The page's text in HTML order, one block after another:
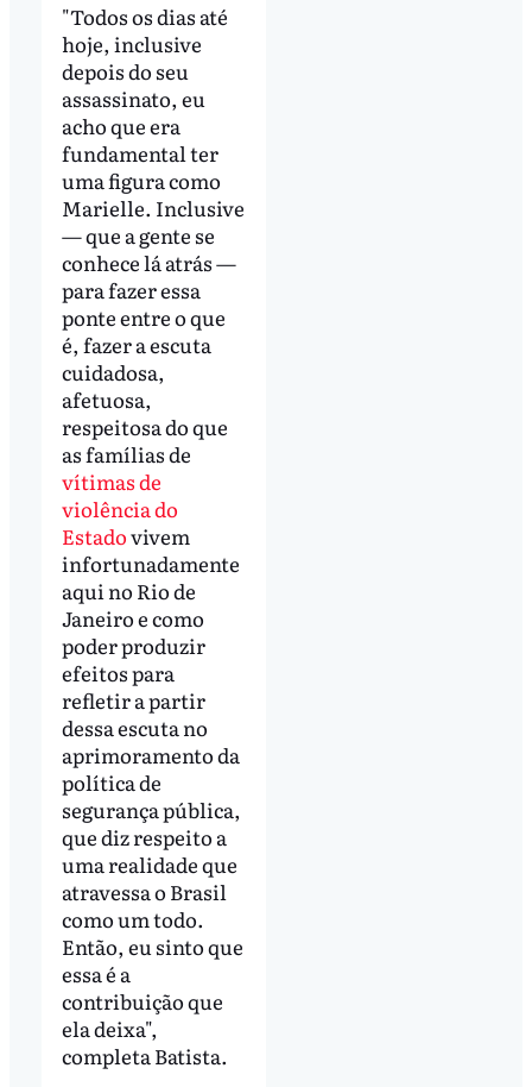
"Todos os dias até
hoje, inclusive
depois do seu
assassinato, eu
acho que era
fundamental ter
uma figura como
Marielle. Inclusive
— que a gente se
conhece lá atrás —
para fazer essa
ponte entre o que
é, fazer a escuta
cuidadosa,
afetuosa,
respeitosa do que
as famílias de
vítimas de
violência do
Estadovivem
infortunadamente
aqui no Rio de
Janeiro e como
poder produzir
efeitos para
refletir a partir
dessa escuta no
aprimoramento da
política de
segurança pública,
que diz respeito a
uma realidade que
atravessa o Brasil
como um todo.
Então, eu sinto que
essa é a
contribuição que
ela deixa",
completa Batista.